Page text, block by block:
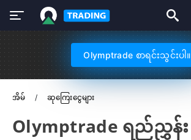
Olymptrade စာရင်းသွင်းပါ။
အိမ် ဆုကြေးငွေများ
Olymptrade ရည်ညွှန်း